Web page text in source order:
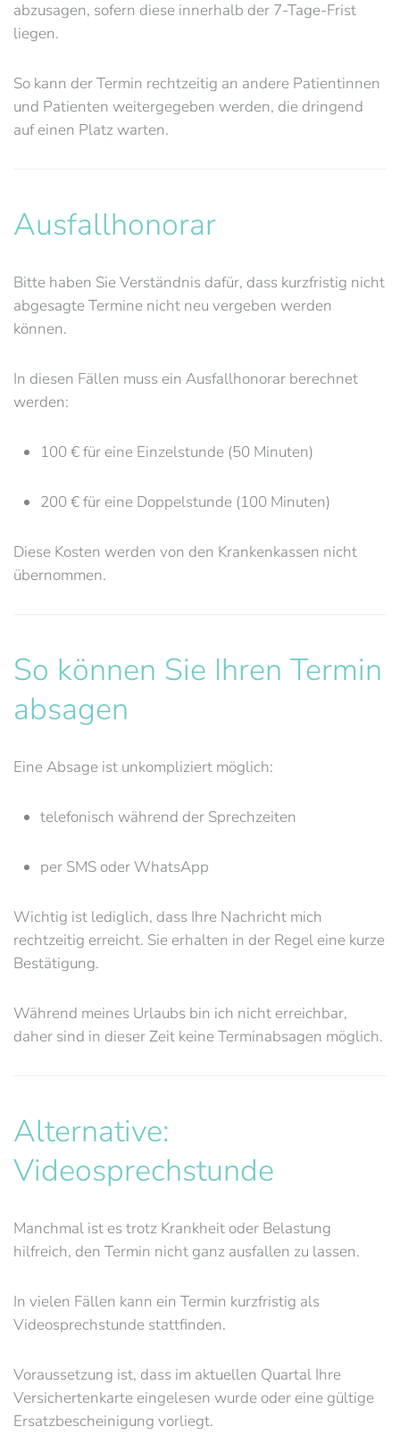
abzusagen, sofern diese innerhalb der 7-Tage-Frist
liegen.
So kann der Termin rechtzeitig an andere Patientinnen
und Patienten weitergegeben werden, die dringend
auf einen Platz warten.
Ausfallhonorar
Bitte haben Sie Verständnis dafür, dass kurzfristig nicht
abgesagte Termine nicht neu vergeben werden
können.
In diesen Fällen muss ein Ausfallhonorar berechnet
werden:
100 € für eine Einzelstunde (50 Minuten)
200 € für eine Doppelstunde (100 Minuten)
Diese Kosten werden von den Krankenkassen nicht
übernommen.
So können Sie Ihren Termin
absagen
Eine Absage ist unkompliziert möglich:
telefonisch während der Sprechzeiten
per SMS oder WhatsApp
Wichtig ist lediglich, dass Ihre Nachricht mich
rechtzeitig erreicht. Sie erhalten in der Regel eine kurze
Bestätigung.
Während meines Urlaubs bin ich nicht erreichbar,
daher sind in dieser Zeit keine Terminabsagen möglich.
Alternative:
Videosprechstunde
Manchmal ist es trotz Krankheit oder Belastung
hilfreich, den Termin nicht ganz ausfallen zu lassen.
In vielen Fällen kann ein Termin kurzfristig als
Videosprechstunde stattfinden.
Voraussetzung ist, dass im aktuellen Quartal Ihre
Versichertenkarte eingelesen wurde oder eine gültige
Ersatzbescheinigung vorliegt.